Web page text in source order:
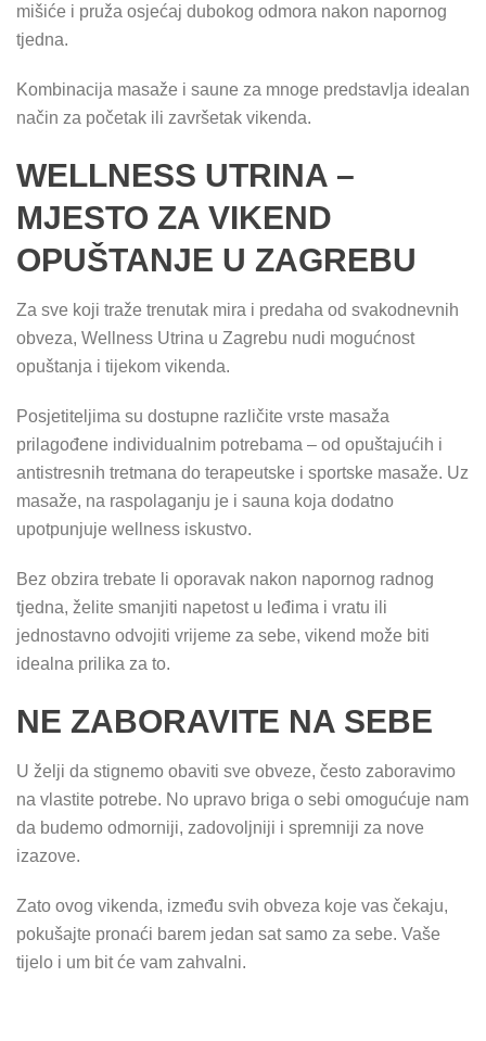
mišiće i pruža osjećaj dubokog odmora nakon napornog
tjedna.
Kombinacija masaže i saune za mnoge predstavlja idealan
način za početak ili završetak vikenda.
WELLNESS UTRINA –
MJESTO ZA VIKEND
OPUŠTANJE U ZAGREBU
Za sve koji traže trenutak mira i predaha od svakodnevnih
obveza, Wellness Utrina u Zagrebu nudi mogućnost
opuštanja i tijekom vikenda.
Posjetiteljima su dostupne različite vrste masaža
prilagođene individualnim potrebama – od opuštajućih i
antistresnih tretmana do terapeutske i sportske masaže. Uz
masaže, na raspolaganju je i sauna koja dodatno
upotpunjuje wellness iskustvo.
Bez obzira trebate li oporavak nakon napornog radnog
tjedna, želite smanjiti napetost u leđima i vratu ili
jednostavno odvojiti vrijeme za sebe, vikend može biti
idealna prilika za to.
NE ZABORAVITE NA SEBE
U želji da stignemo obaviti sve obveze, često zaboravimo
na vlastite potrebe. No upravo briga o sebi omogućuje nam
da budemo odmorniji, zadovoljniji i spremniji za nove
izazove.
Zato ovog vikenda, između svih obveza koje vas čekaju,
pokušajte pronaći barem jedan sat samo za sebe. Vaše
tijelo i um bit će vam zahvalni.